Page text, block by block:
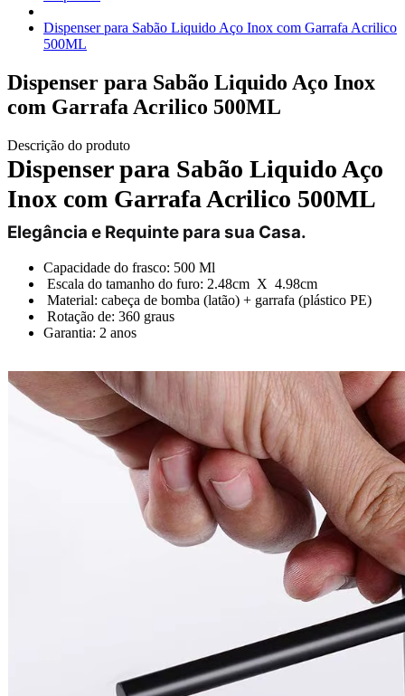
Dispenser para Sabão Liquido Aço Inox com Garrafa Acrilico
500ML
Dispenser para Sabão Liquido Aço Inox
com Garrafa Acrilico 500ML
Descrição do produto
Dispenser para Sabão Liquido Aço
Inox com Garrafa Acrilico 500ML
Elegância e Requinte para sua Casa.
Capacidade do frasco: 500 Ml
Escala do tamanho do furo: 2.48cm X 4.98cm
Material: cabeça de bomba (latão) + garrafa (plástico PE)
Rotação de: 360 graus
Garantia: 2 anos